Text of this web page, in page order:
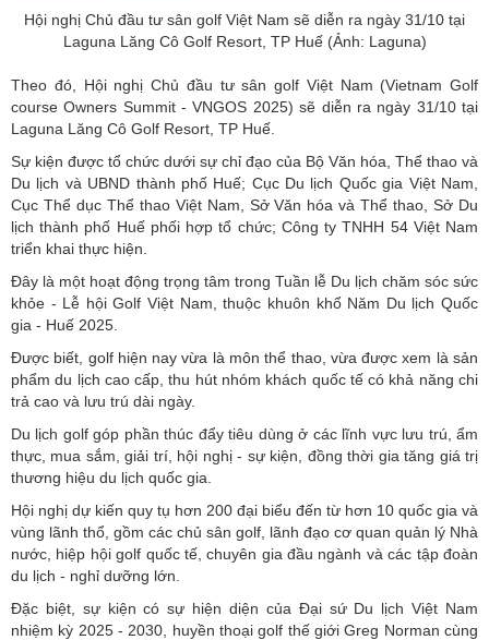
Hội nghị Chủ đầu tư sân golf Việt Nam sẽ diễn ra ngày 31/10 tại
Laguna Lăng Cô Golf Resort, TP Huế (Ảnh: Laguna)
Theo đó, Hội nghị Chủ đầu tư sân golf Việt Nam (Vietnam Golf
course Owners Summit - VNGOS 2025) sẽ diễn ra ngày 31/10 tại
Laguna Lăng Cô Golf Resort, TP Huế.
Sự kiện được tổ chức dưới sự chỉ đạo của Bộ Văn hóa, Thể thao và
Du lịch và UBND thành phố Huế; Cục Du lịch Quốc gia Việt Nam,
Cục Thể dục Thể thao Việt Nam, Sở Văn hóa và Thể thao, Sở Du
lịch thành phố Huế phối hợp tổ chức; Công ty TNHH 54 Việt Nam
triển khai thực hiện.
Đây là một hoạt động trọng tâm trong Tuần lễ Du lịch chăm sóc sức
khỏe - Lễ hội Golf Việt Nam, thuộc khuôn khổ Năm Du lịch Quốc
gia - Huế 2025.
Được biết, golf hiện nay vừa là môn thể thao, vừa được xem là sản
phẩm du lịch cao cấp, thu hút nhóm khách quốc tế có khả năng chi
trả cao và lưu trú dài ngày.
Du lịch golf góp phần thúc đẩy tiêu dùng ở các lĩnh vực lưu trú, ẩm
thực, mua sắm, giải trí, hội nghị - sự kiện, đồng thời gia tăng giá trị
thương hiệu du lịch quốc gia.
Hội nghị dự kiến quy tụ hơn 200 đại biểu đến từ hơn 10 quốc gia và
vùng lãnh thổ, gồm các chủ sân golf, lãnh đạo cơ quan quản lý Nhà
nước, hiệp hội golf quốc tế, chuyên gia đầu ngành và các tập đoàn
du lịch - nghỉ dưỡng lớn.
Đặc biệt, sự kiện có sự hiện diện của Đại sứ Du lịch Việt Nam
nhiệm kỳ 2025 - 2030, huyền thoại golf thế giới Greg Norman cùng